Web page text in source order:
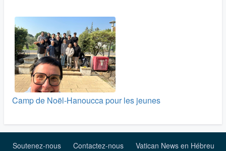
Camp de Noël-Hanoucca pour les jeunes
Soutenez-nous Contactez-nous
Vatican News en Hébreu